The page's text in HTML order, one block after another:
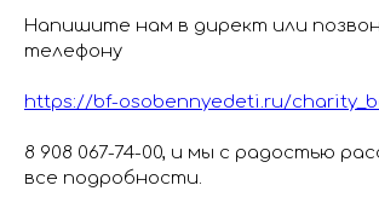
Напишите нам в директ или
телефону
https://bf-osobennyedeti.ru/
8 908 067-74-00, и мы с радостью
все подробности.